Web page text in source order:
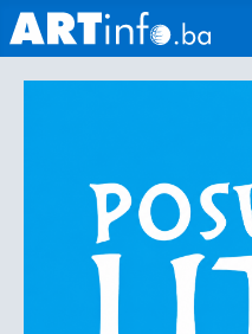
Sport
Kultura